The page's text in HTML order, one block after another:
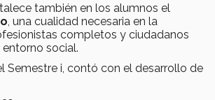
también en los alumnos el
, una cualidad necesaria en la
completos y ciudadanos
social.
Semestre i, contó con el desarrollo de